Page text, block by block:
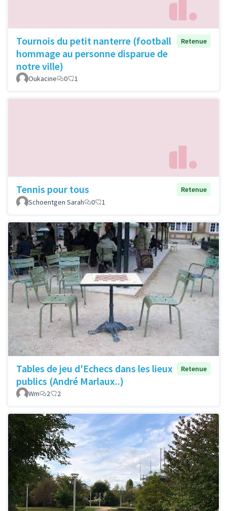
Tournois du petit nanterre (football
hommage au personne disparue de
notre ville)
Retenue
Oukacine 0 1
Tennis pour tous
Retenue
Schoentgen Sarah
0 1
Tables de jeu d'Echecs dans les lieux
publics (André Marlaux..)
Retenue
Wm 2 2